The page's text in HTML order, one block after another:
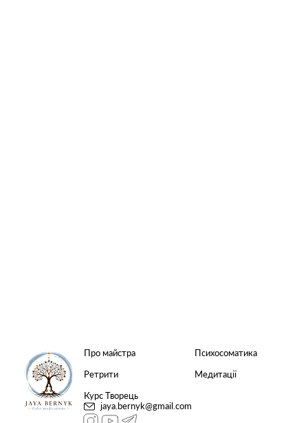
Про майстра
Психосоматика
Ретрити
Медитації
Курс Творець
jaya.bernyk@gmail.com